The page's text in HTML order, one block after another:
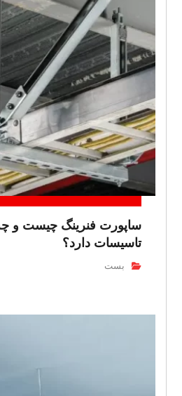
ساپورت فنرینگ چیست و
تاسیسات دارد؟
بست